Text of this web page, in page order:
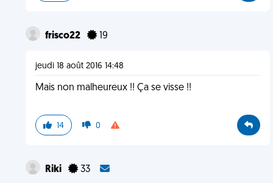
frisco22 19
jeudi 18 août 2016 14:48
Mais non malheureux !! Ça se visse !!
14 0
Riki 33